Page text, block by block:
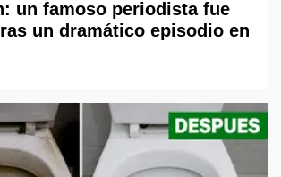
un famoso periodista fue
un dramático episodio en